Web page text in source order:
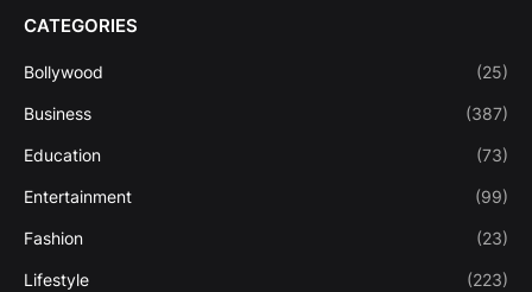
CATEGORIES
Bollywood (25)
Business (387)
Education (73)
Entertainment (99)
Fashion (23)
Lifestyle (223)